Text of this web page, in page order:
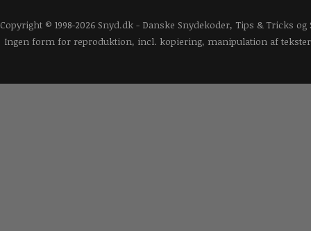
Copyright © 1998-2026 Snyd.dk - Danske Snydekoder, Tips & Tricks
Ingen form for reproduktion, incl. kopiering, manipulation af